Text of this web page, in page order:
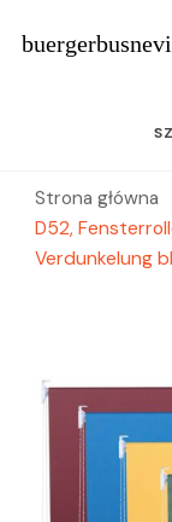
Strona główna
D52,
Verdunkelung